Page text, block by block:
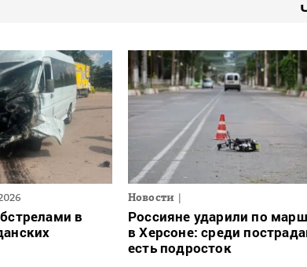
в
Новости
Россияне ударили по
в Херсоне: среди
есть подросток